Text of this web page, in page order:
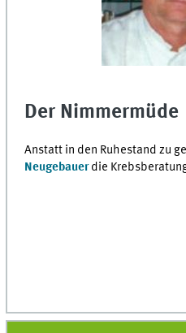
Der Nimmermüde
Anstatt in den Ruhestand zu
Neugebauerdie